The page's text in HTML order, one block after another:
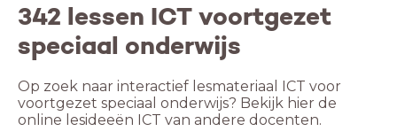
342 lessen ICT voortgezet
speciaal onderwijs
Op zoek naar interactief lesmateriaal ICT voor
voortgezet speciaal onderwijs? Bekijk hier de
online lesideeën ICT van andere docenten.